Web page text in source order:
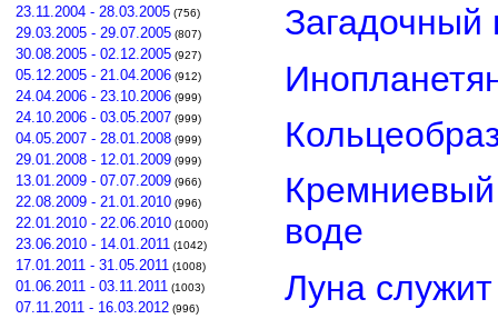
23.11.2004 - 28.03.2005 (756)
29.03.2005 - 29.07.2005 (807)
30.08.2005 - 02.12.2005 (927)
05.12.2005 - 21.04.2006 (912)
24.04.2006 - 23.10.2006 (999)
24.10.2006 - 03.05.2007 (999)
04.05.2007 - 28.01.2008 (999)
29.01.2008 - 12.01.2009 (999)
13.01.2009 - 07.07.2009 (966)
22.08.2009 - 21.01.2010 (996)
22.01.2010 - 22.06.2010 (1000)
23.06.2010 - 14.01.2011 (1042)
17.01.2011 - 31.05.2011 (1008)
01.06.2011 - 03.11.2011 (1003)
07.11.2011 - 16.03.2012 (996)
воде
Луна